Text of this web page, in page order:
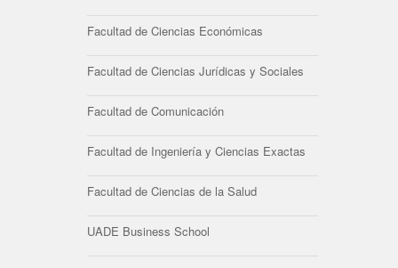
Facultad de Ciencias Económicas
Facultad de Ciencias Jurídicas y Sociales
Facultad de Comunicación
Facultad de Ingeniería y Ciencias Exactas
Facultad de Ciencias de la Salud
UADE Business School